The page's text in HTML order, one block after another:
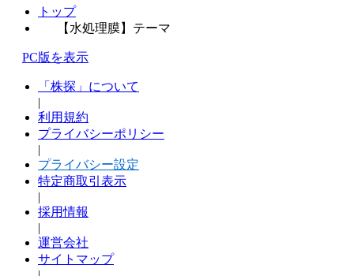
トップ
【水処理膜】テーマ
PC版を表示
「株探」について
|
利用規約
プライバシーポリシー
|
プライバシー設定
特定商取引表示
|
採用情報
|
運営会社
サイトマップ